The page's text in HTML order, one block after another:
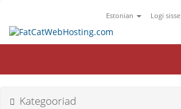
Estonian Logi sisse
Kategooriad